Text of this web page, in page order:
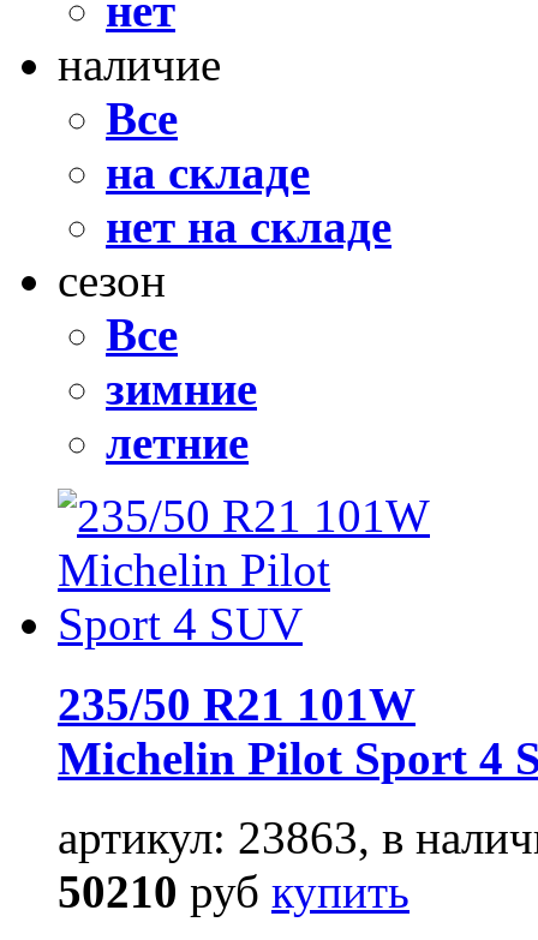
нет
наличие
Все
на складе
нет на складе
сезон
Все
зимние
летние
235/50 R21 101W
Michelin Pilot Sport 4
артикул: 23863, в
50210 руб купить